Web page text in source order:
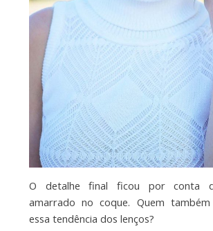
O detalhe final ficou por conta
amarrado no coque. Quem
essa tendência dos lenços?